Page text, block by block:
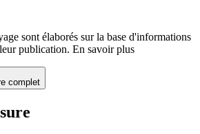
sont élaborés sur la base d'informations
publication. En savoir plus
complet